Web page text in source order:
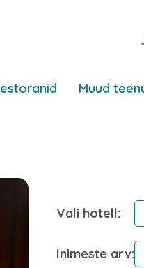
Muud
Vali hotell:
Inimeste arv: